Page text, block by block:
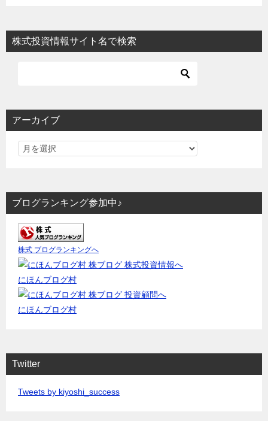
株式投資情報サイト名で検索
アーカイブ
ブログランキング参加中♪
株式 ブログランキングへ
にほんブログ村
にほんブログ村
Twitter
Tweets by kiyoshi_success